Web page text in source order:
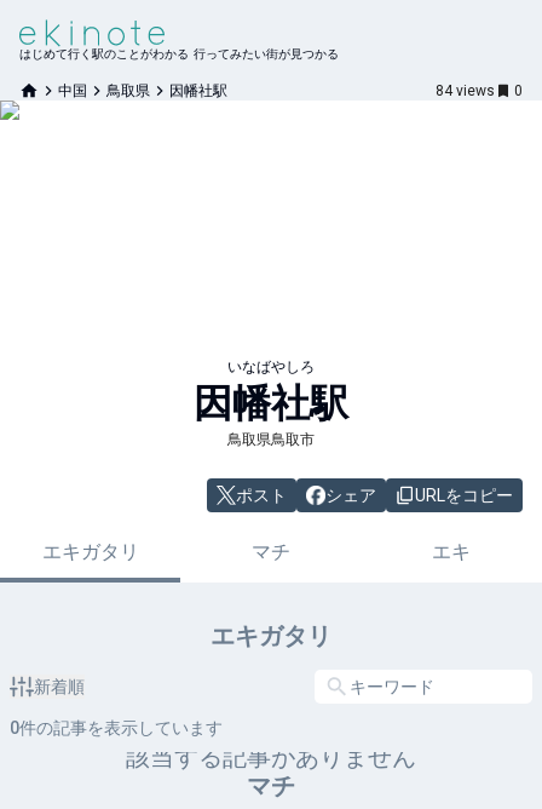
はじめて行く駅のことがわかる 行ってみたい街が見つかる
中国 鳥取県 因幡社駅 84 views 0
いなばやしろ
因幡社駅
鳥取県鳥取市
ポスト シェア URLをコピー
エキガタリ マチ エキ
エキガタリ
新着順
0件の記事を表示しています
該当する記事がありません
マチ